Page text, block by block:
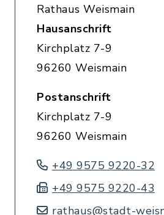
Rathaus Weismain
Hausanschrift
Kirchplatz 7-9
96260 Weismain
Postanschrift
Kirchplatz 7-9
96260 Weismain
+49 9575 9220-32
+49 9575 9220-43
rathaus@stadt-